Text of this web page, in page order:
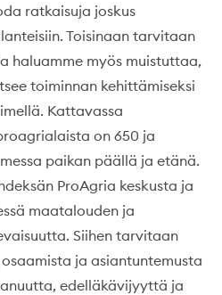
ratkaisuja joskus
Toisinaan tarvitaan
haluamme myös muistuttaa,
toiminnan kehittämiseksi
Kattavassa
on 650 ja
paikan päällä ja etänä.
ProAgria keskusta ja
maatalouden ja
Siihen tarvitaan
ja asiantuntemusta
edelläkävijyyttä ja